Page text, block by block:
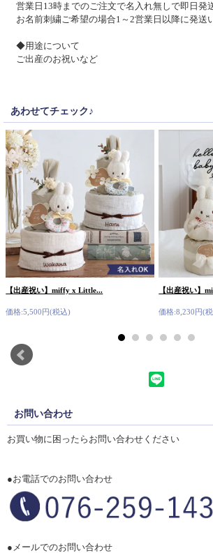
営業日13時までのご注文で名入れ無しで即日発
お名前刺繍ご希望の場合1～2営業日以降に発送
◆用途について
ご出産のお祝いなど
あわせてチェック♪
【出産祝い】miffy x Little...
価格:5,500円(税込)
【出産祝い】
価格:8,230円(
お問い合わせ
お買い物に困ったらお問い合わせください
●お電話でのお問い合わせ
●メールでのお問い合わせ